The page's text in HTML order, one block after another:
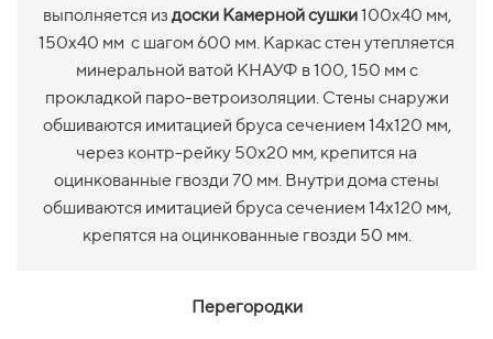
выполняется из доски Камерной сушки100х40 мм,
150х40 мм с шагом 600 мм. Каркас стен утепляется
минеральной ватой КНАУФ в 100, 150 мм с
прокладкой паро-ветроизоляции. Стены снаружи
обшиваются имитацией бруса сечением 14х120 мм,
через контр-рейку 50х20 мм, крепится на
оцинкованные гвозди 70 мм. Внутри дома стены
обшиваются имитацией бруса сечением 14х120 мм,
крепятся на оцинкованные гвозди 50 мм.
Перегородки